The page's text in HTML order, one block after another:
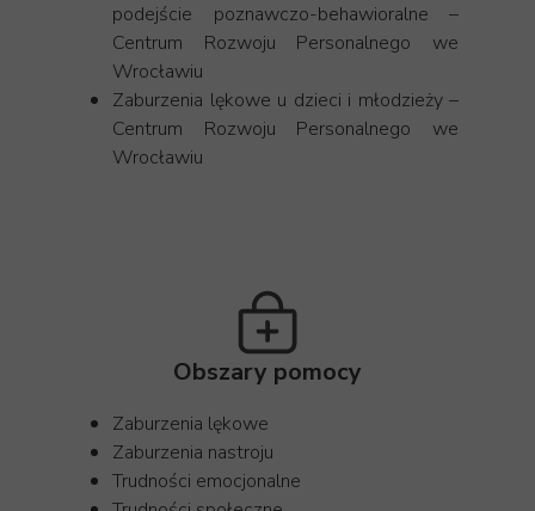
Obszary pomocy
Zaburzenia lękowe
Zaburzenia nastroju
Trudności emocjonalne
podejście poznawczo-behawioralne –
Centrum Rozwoju Personalnego we
Wrocławiu
Zaburzenia lękowe u dzieci i młodzieży –
Centrum Rozwoju Personalnego we
Wrocławiu